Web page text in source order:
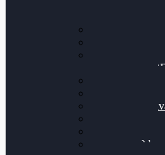
Nissan GT-
V6
VW Passat
VW T6
BMW 120d